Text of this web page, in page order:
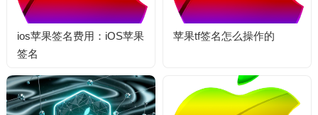
ios苹果签名费用：iOS苹果
签名
苹果tf签名怎么操作的